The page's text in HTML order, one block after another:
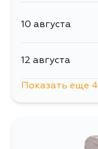
10 августа
12 августа
Показать еще 4